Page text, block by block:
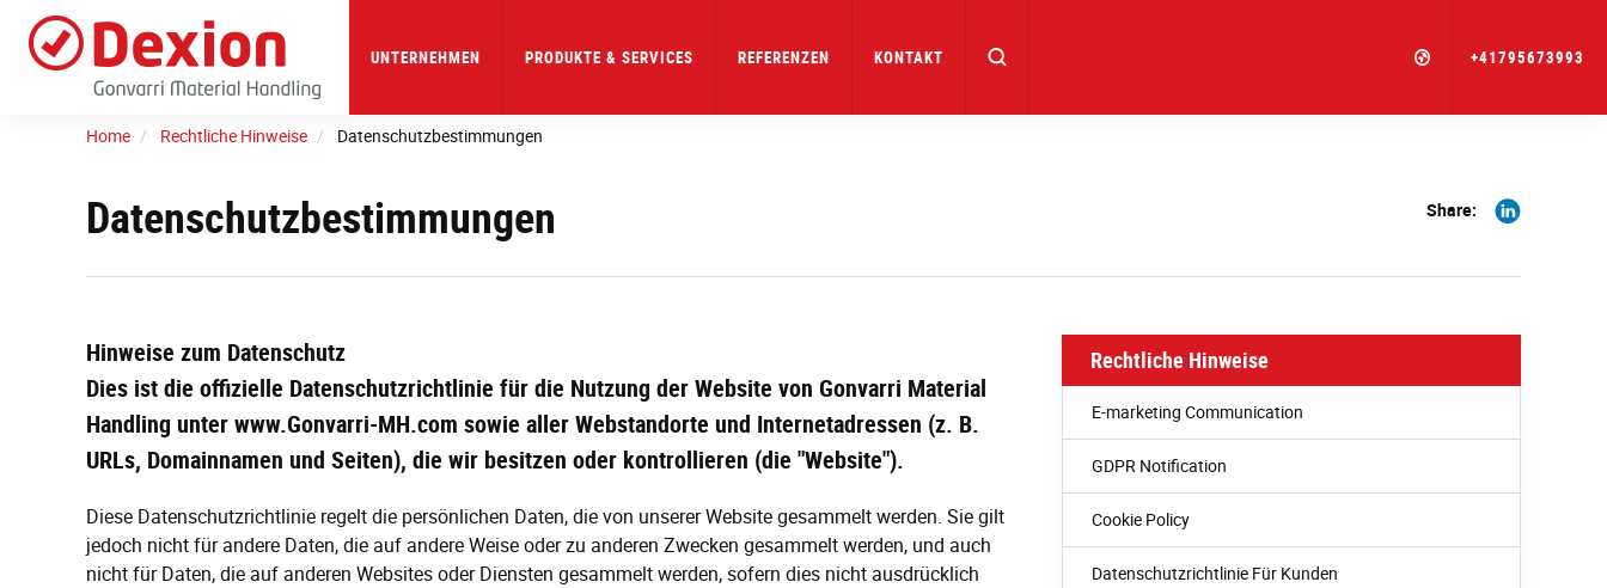
main
UNTERNEHMEN PRODUKTE & SERVICES REFERENZEN KONTAKT +41795673993
Home Rechtliche Hinweise Datenschutzbestimmungen
Datenschutzbestimmungen Share:
Share
Hinweise zum Datenschutz
Dies ist die offizielle Datenschutzrichtlinie für die Nutzung der Website von Gonvarri Material
Handling unter www.Gonvarri-MH.com sowie aller Webstandorte und Internetadressen (z. B.
URLs, Domainnamen und Seiten), die wir besitzen oder kontrollieren (die "Website").
Diese Datenschutzrichtlinie regelt die persönlichen Daten, die von unserer Website gesammelt werden. Sie gilt
jedoch nicht für andere Daten, die auf andere Weise oder zu anderen Zwecken gesammelt werden, und auch
nicht für Daten, die auf anderen Websites oder Diensten gesammelt werden, sofern dies nicht ausdrücklich
Rechtliche Hinweise
E-marketing Communication
GDPR Notification
Cookie Policy
Datenschutzrichtlinie Für Kunden